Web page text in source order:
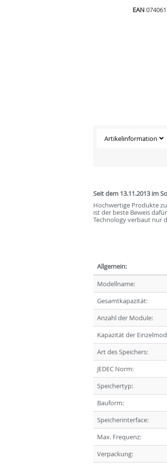
EAN
Artikelinformation
Seit dem 13.11.2013 im
Hochwertige Produkte
ist der beste Beweis
Technology verbaut nur
Allgemein:
Modellname:
Gesamtkapazität:
Anzahl der Module:
Kapazität der
Art des Speichers:
JEDEC Norm:
Speichertyp:
Bauform:
Speicherinterface:
Max. Frequenz:
Verpackung: